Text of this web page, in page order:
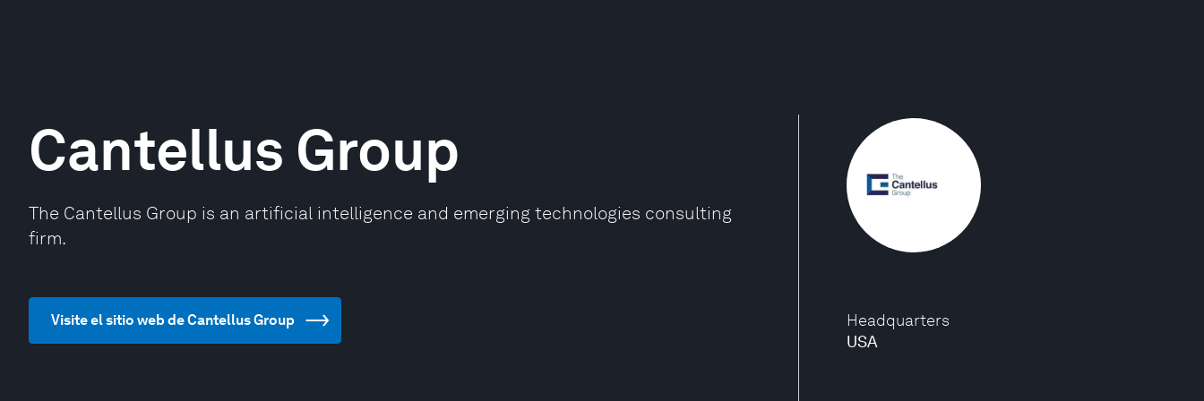
Headquarters
USA
Cantellus Group
The Cantellus Group is an artificial intelligence and emerging technologies consulting
firm.
Visite el sitio web de Cantellus Group